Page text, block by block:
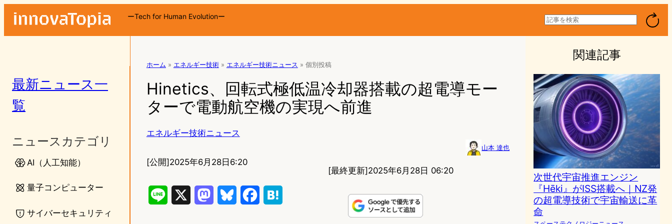
ーTech for Human Evolutionー
検
索
最新ニュース一
覧
ニュースカテゴリ
AI（人工知能）
量子コンピューター
サイバーセキュリティ
ホーム » エネルギー技術 » エネルギー技術ニュース » 個別投稿
Hinetics、回転式極低温冷却器搭載の超電導モー
ターで電動航空機の実現へ前進
エネルギー技術ニュース
山本 達也
[公開]2025年6月28日6:20
[最終更新]2025年6月28日 06:20
関連記事
次世代宇宙推進エンジン
『Hēki』がISS搭載へ｜NZ発
の超電導技術で宇宙輸送に革
命